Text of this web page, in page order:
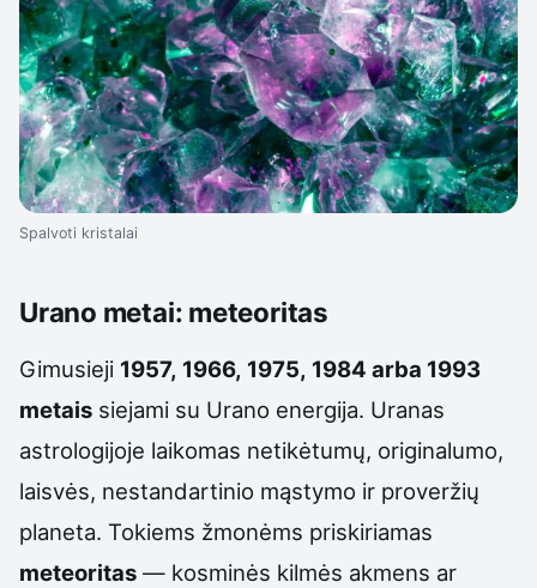
Spalvoti kristalai
Urano metai: meteoritas
Gimusieji 1957, 1966, 1975, 1984 arba 1993
metais siejami su Urano energija. Uranas
astrologijoje laikomas netikėtumų, originalumo,
laisvės, nestandartinio mąstymo ir proveržių
planeta. Tokiems žmonėms priskiriamas
meteoritas — kosminės kilmės akmens ar